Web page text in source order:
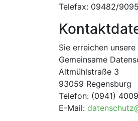
Telefax: 09482/
Sie erreichen
Gemeinsame
Altmühlstraße 3
93059 Regensburg
Telefon: (0941)
E-Mail: